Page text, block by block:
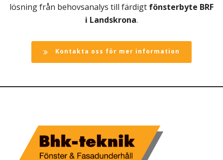
lösning från behovsanalys till färdigt fönsterbyte BRF
i Landskrona.
Kontakta oss för mer information